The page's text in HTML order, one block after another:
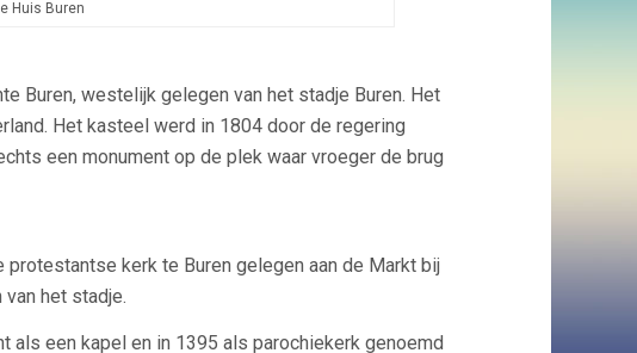
Huis Buren
Buren, westelijk gelegen van het stadje Buren. Het
Het kasteel werd in 1804 door de regering
een monument op de plek waar vroeger de brug
protestantse kerk te Buren gelegen aan de Markt bij
het stadje.
als een kapel en in 1395 als parochiekerk genoemd